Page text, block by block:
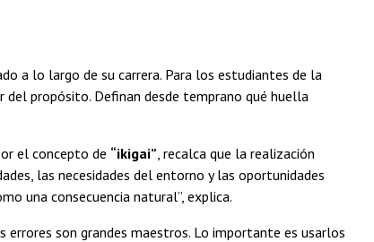
a lo largo de su carrera. Para los estudiantes de la
del propósito. Definan desde temprano qué huella
el concepto de “ikigai” , recalca que la realización
las necesidades del entorno y las oportunidades
una consecuencia natural”, explica.
errores son grandes maestros. Lo importante es usarlos